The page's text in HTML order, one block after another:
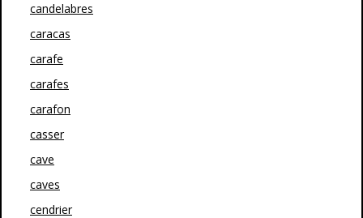
candelabres
caracas
carafe
carafes
carafon
casser
cave
caves
cendrier